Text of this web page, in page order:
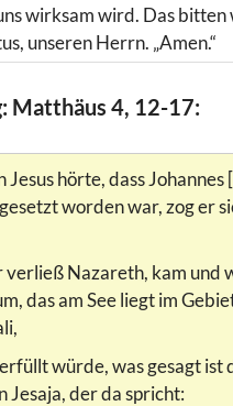
wirksam wird. Das
unseren Herrn. „Amen.“
Matthäus 4, 12-17:
Jesus hörte, dass
worden war, zog er
verließ Nazareth, kam und
das am See liegt im
würde, was gesagt ist
Jesaja, der da spricht: